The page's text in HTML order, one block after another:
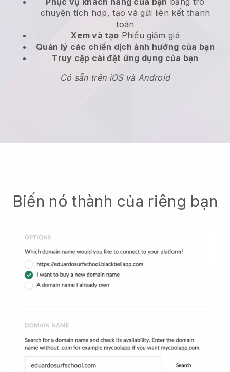
chuyện tích hợp, tạo và gửi liên kết thanh
toán
Xem và tạo Phiếu giảm giá
Quản lý các chiến dịch ảnh hưởng của bạn
Truy cập cài đặt ứng dụng của bạn
Có sẵn trên iOS và Android
Biến nó thành của riêng bạn